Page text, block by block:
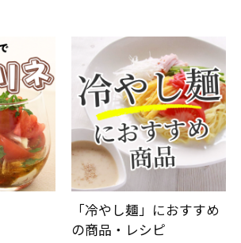
「冷やし麺」におすすめ
の商品・レシピ